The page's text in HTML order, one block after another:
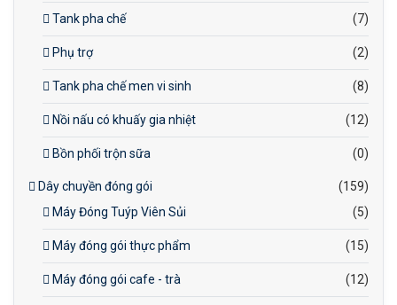
Tank pha chế (7)
Phụ trợ (2)
Tank pha chế men vi sinh (8)
Nồi nấu có khuấy gia nhiệt (12)
Bồn phối trộn sữa (0)
Dây chuyền đóng gói
(159)
Máy Đóng Tuýp Viên Sủi
(5)
Máy đóng gói thực phẩm (15)
Máy đóng gói cafe - trà (12)